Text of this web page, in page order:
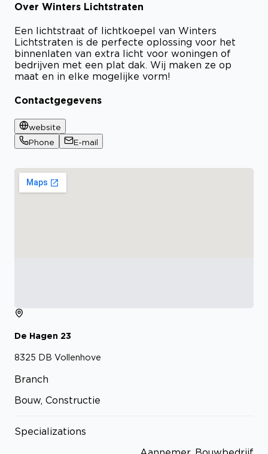
Over Winters Lichtstraten
Een lichtstraat of lichtkoepel van Winters
Lichtstraten is de perfecte oplossing voor het
binnenlaten van extra licht voor woningen of
bedrijven met een plat dak. Wij maken ze op
maat en in elke mogelijke vorm!
Contactgegevens
website
Phone
E-mail
De Hagen 23
8325 DB Vollenhove
Branch
Bouw, Constructie
Specializations